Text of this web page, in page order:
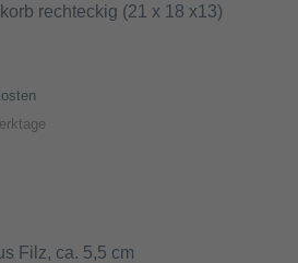
rechteckig (21 x 18 x13)
Filz, ca. 5,5 cm